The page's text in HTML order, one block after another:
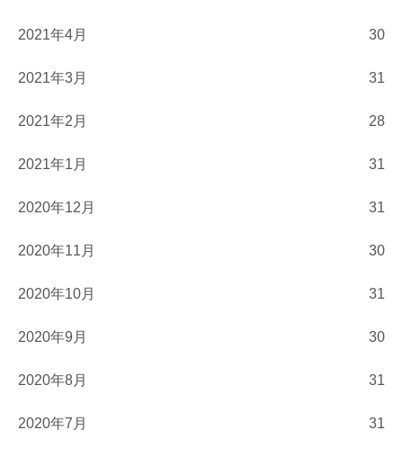
2021年4月 30
2021年3月 31
2021年2月 28
2021年1月 31
2020年12月 31
2020年11月 30
2020年10月 31
2020年9月 30
2020年8月 31
2020年7月 31